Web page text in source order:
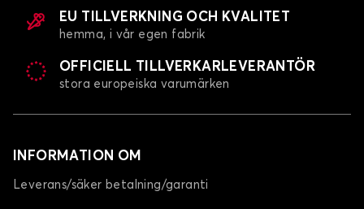
EU TILLVERKNING OCH KVALITET
hemma, i vår egen fabrik
OFFICIELL TILLVERKARLEVERANTÖR
stora europeiska varumärken
INFORMATION OM
Leverans/säker betalning/garanti